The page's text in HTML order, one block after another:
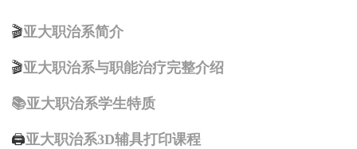
🎬亚大职治系简介
🎬亚大职治系与职能治疗完整介绍
📚亚大职治系学生特质
🖨亚大职治系3D辅具打印课程